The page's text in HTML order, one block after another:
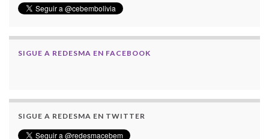
SIGUE A REDESMA EN FACEBOOK
SIGUE A REDESMA EN TWITTER